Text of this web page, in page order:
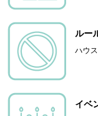
ルー
ハウ
イベ